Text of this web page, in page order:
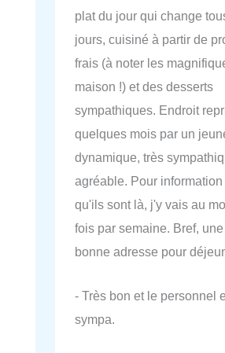
plat du jour qui change
jours, cuisiné à partir de
frais (à noter les
maison !) et des desserts
sympathiques. Endroit
quelques mois par un
dynamique, très
agréable. Pour
qu'ils sont là, j'y vais au
fois par semaine. Bref,
bonne adresse pour
- Très bon et le personnel
sympa.